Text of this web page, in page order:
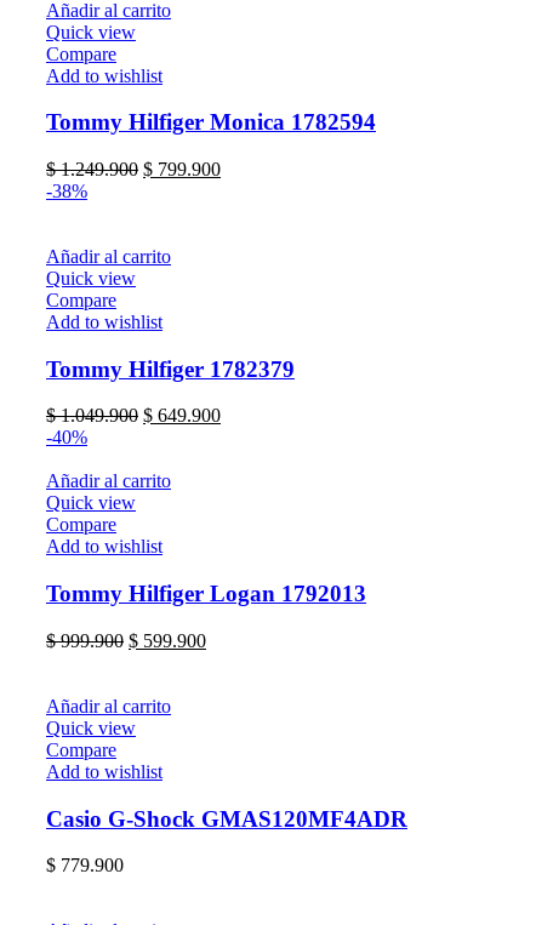
Añadir al carrito
Quick view
Compare
Add to wishlist
Tommy Hilfiger Monica 1782594
$1.249.900 $ 799.900
-38%
Añadir al carrito
Quick view
Compare
Add to wishlist
Tommy Hilfiger 1782379
$1.049.900 $ 649.900
-40%
Añadir al carrito
Quick view
Compare
Add to wishlist
Tommy Hilfiger Logan 1792013
$999.900 $ 599.900
Añadir al carrito
Quick view
Compare
Add to wishlist
Casio G-Shock GMAS120MF4ADR
$ 779.900